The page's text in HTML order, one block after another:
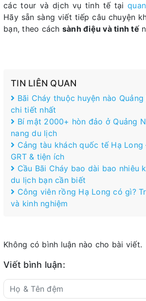
các tour và dịch vụ tinh tế tại
Hãy sẵn sàng viết tiếp câu chuyện
bạn, theo cách sành điệu và tinh tế
TIN LIÊN QUAN
Bãi Cháy thuộc huyện nào
chi tiết nhất
Bí mật 2000+ hòn đảo ở Quảng
nang du lịch
Cảng tàu khách quốc tế Hạ Long
GRT & tiện ích
Cầu Bãi Cháy bao dài bao nhiêu
du lịch bạn cần biết
Công viên rồng Hạ Long có gì?
và kinh nghiệm
Không có bình luận nào cho bài viết.
Viết bình luận: